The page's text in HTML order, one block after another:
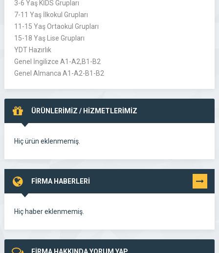
3-6 Yaş KİDS Grupları
7-11 Yaş İlkokul Grupları
11-15 Yaş Ortaokul Grupları
15-18 Yaş Lise Grupları
YDT Hazırlık
Genel İngilizce A1-A2,B1-B2
Genel Almanca A1-A2-B1-B2
ÜRÜNLERİMİZ / HİZMETLERİMİZ
Hiç ürün eklenmemiş.
FİRMA HABERLERİ TÜMÜNÜ
GÖR
Hiç haber eklenmemiş.